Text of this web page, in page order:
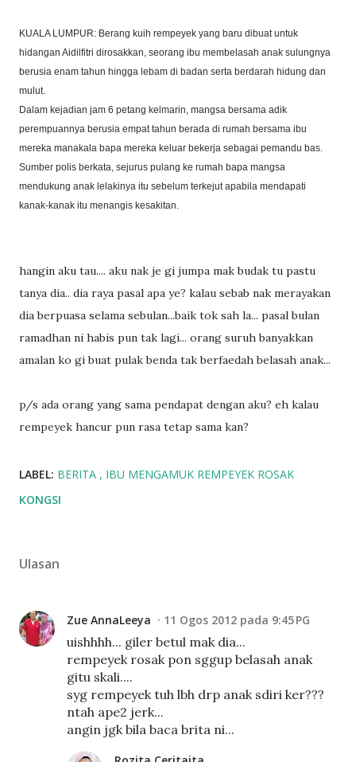
KUALA LUMPUR: Berang kuih rempeyek yang baru dibuat untuk
hidangan Aidilfitri dirosakkan, seorang ibu membelasah anak sulungnya
berusia enam tahun hingga lebam di badan serta berdarah hidung dan
mulut.
Dalam kejadian jam 6 petang kelmarin, mangsa bersama adik
perempuannya berusia empat tahun berada di rumah bersama ibu
mereka manakala bapa mereka keluar bekerja sebagai pemandu bas.
Sumber polis berkata, sejurus pulang ke rumah bapa mangsa
mendukung anak lelakinya itu sebelum terkejut apabila mendapati
kanak-kanak itu menangis kesakitan.
hangin aku tau.... aku nak je gi jumpa mak budak tu pastu
tanya dia.. dia raya pasal apa ye? kalau sebab nak merayakan
dia berpuasa selama sebulan...baik tok sah la... pasal bulan
ramadhan ni habis pun tak lagi... orang suruh banyakkan
amalan ko gi buat pulak benda tak berfaedah belasah anak...
p/s ada orang yang sama pendapat dengan aku? eh kalau
rempeyek hancur pun rasa tetap sama kan?
LABEL: BERITA
IBU MENGAMUK REMPEYEK ROSAK
KONGSI
Ulasan
Zue AnnaLeeya 11 Ogos 2012 pada 9:45 PG
uishhhh... giler betul mak dia...
rempeyek rosak pon sggup belasah anak
gitu skali....
syg rempeyek tuh lbh drp anak sdiri ker???
ntah ape2 jerk...
angin jgk bila baca brita ni...